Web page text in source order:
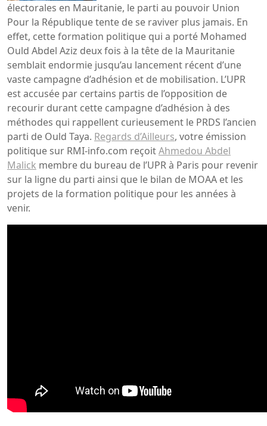
électorales en Mauritanie, le parti au pouvoir Union
Pour la République tente de se raviver plus jamais. En
effet, cette formation politique qui a porté Mohamed
Ould Abdel Aziz deux fois à la tête de la Mauritanie
semblait endormie jusqu’au lancement récent d’une
vaste campagne d’adhésion et de mobilisation. L’UPR
est accusée par certains partis de l’opposition de
recourir durant cette campagne d’adhésion à des
méthodes qui rappellent curieusement le PRDS l’ancien
parti de Ould Taya. Regards d’Ailleurs, votre émission
politique sur RMI-info.com reçoitAhmedou Abdel
Malick membre du bureau de l’UPR à Paris pour revenir
sur la ligne du parti ainsi que le bilan de MOAA et les
projets de la formation politique pour les années à
venir.